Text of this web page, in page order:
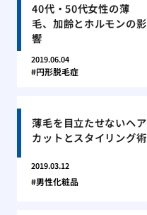
40代・50代女性の薄
毛、加齢とホルモンの影
響
2019.06.04
円形脱毛症
薄毛を目立たせないヘア
カットとスタイリング術
2019.03.12
男性化粧品